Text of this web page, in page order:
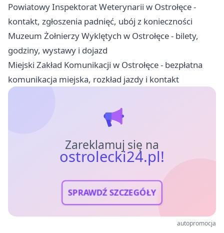
Powiatowy Inspektorat Weterynarii w Ostrołęce -
kontakt, zgłoszenia padnięć, ubój z konieczności
Muzeum Żołnierzy Wyklętych w Ostrołęce - bilety,
godziny, wystawy i dojazd
Miejski Zakład Komunikacji w Ostrołęce - bezpłatna
komunikacja miejska, rozkład jazdy i kontakt
Zareklamuj się na
ostrolecki24.pl!
SPRAWDŹ SZCZEGÓŁY
autopromocja